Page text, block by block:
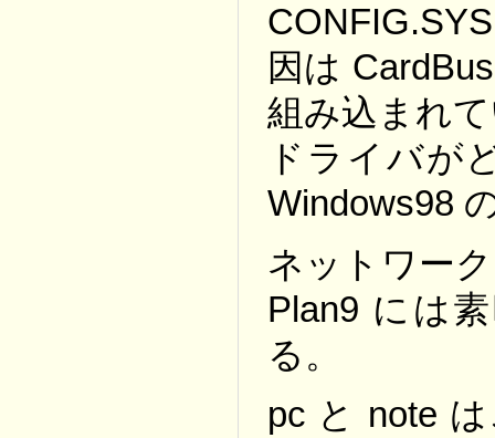
因は
組み込まれ
ドライバが
Windows98
ネットワー
Plan9 には
る。
pc と note